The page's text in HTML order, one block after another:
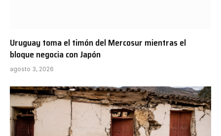
Uruguay toma el timón del Mercosur mientras el
bloque negocia con Japón
agosto 3, 2026